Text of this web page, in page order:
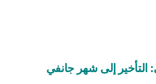
إلى شهر جانفي